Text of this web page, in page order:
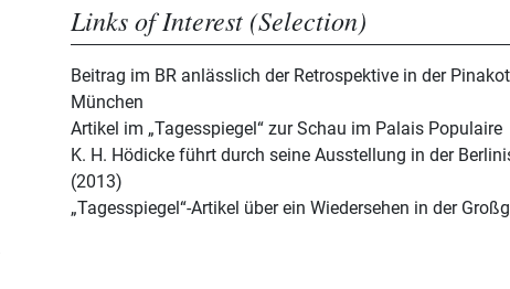
Links of Interest (Selection)
Beitrag im BR anlässlich der Retrospektive in der
München
Artikel im „Tagesspiegel“ zur Schau im Palais Populaire
K. H. Hödicke führt durch seine Ausstellung in der
(2013)
„Tagesspiegel“-Artikel über ein Wiedersehen in der